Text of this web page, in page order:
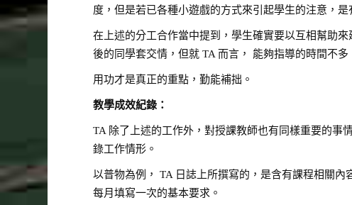
度，但是若已各種小遊戲的方式來引起學生的注意，是
在上述的分工合作當中提到，學生確實要以互相幫助
後的同學套交情，但就 TA 而言， 能夠指導的時間不
用功才是真正的重點，勤能補拙。
教學成效紀錄：
TA 除了上述的工作外，對授課教師也有同樣重要的事
錄工作情形。
以普物為例， TA 日誌上所撰寫的，是含有課程相關
每月填寫一次的基本要求。